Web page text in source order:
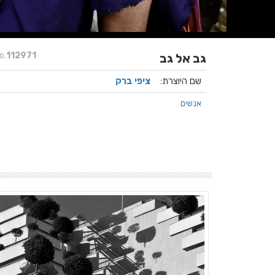
112971 גב אל גב
שם היוצרת: ציפי ברק
אנשים